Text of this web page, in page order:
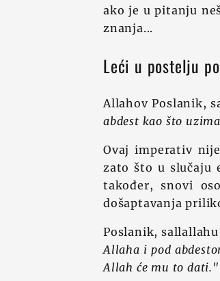
ako je u pitanju
znanja...
Leći u postelju
Allahov Poslanik,
abdest kao što
Ovaj imperativ
zato što u slučaju
također, snovi
došaptavanja
Poslanik,
Allaha i pod
Allah će mu to dati."